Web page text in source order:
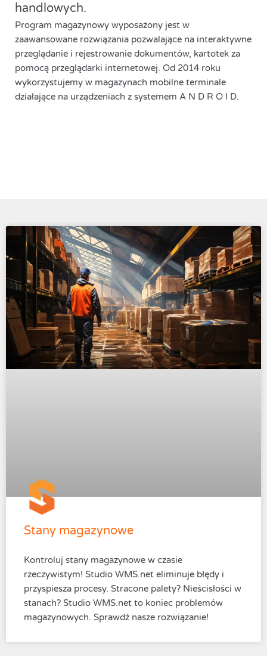
handlowych.
Program magazynowy wyposażony jest w
zaawansowane rozwiązania pozwalające na interaktywne
przeglądanie i rejestrowanie dokumentów, kartotek za
pomocą przeglądarki internetowej. Od 2014 roku
wykorzystujemy w magazynach mobilne terminale
działające na urządzeniach z systemem A N D R O I D.
Stany magazynowe
Kontroluj stany magazynowe w czasie
rzeczywistym! Studio WMS.net eliminuje błędy i
przyspiesza procesy. Stracone palety? Nieścisłości w
stanach? Studio WMS.net to koniec problemów
magazynowych. Sprawdź nasze rozwiązanie!